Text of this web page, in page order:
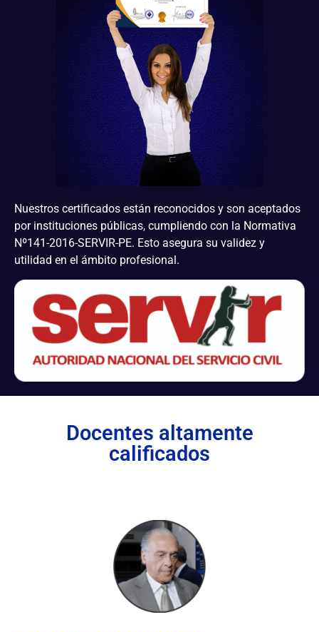
Nuestros certificados están reconocidos y son aceptados
por instituciones públicas, cumpliendo con la Normativa
Nº141-2016-SERVIR-PE. Esto asegura su validez y
utilidad en el ámbito profesional.
Docentes altamente
calificados